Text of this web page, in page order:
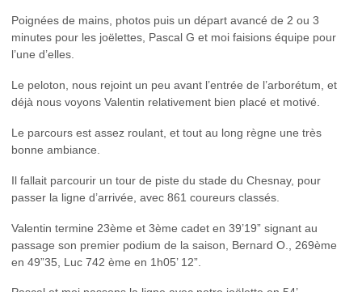
Poignées de mains, photos puis un départ avancé de 2 ou 3
minutes pour les joëlettes, Pascal G et moi faisions équipe pour
l’une d’elles.
Le peloton, nous rejoint un peu avant l’entrée de l’arborétum, et
déjà nous voyons Valentin relativement bien placé et motivé.
Le parcours est assez roulant, et tout au long règne une très
bonne ambiance.
Il fallait parcourir un tour de piste du stade du Chesnay, pour
passer la ligne d’arrivée, avec 861 coureurs classés.
Valentin termine 23ème et 3ème cadet en 39’19” signant au
passage son premier podium de la saison, Bernard O., 269ème
en 49”35, Luc 742 ème en 1h05’ 12”.